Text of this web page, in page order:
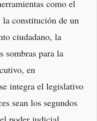
como el
constitución de un
ciudadano, la
sombras para la
en
integra el legislativo
sean los segundos